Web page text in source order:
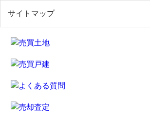
サイトマップ